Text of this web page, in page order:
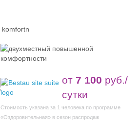
от 7 100 руб./
сутки
Стоимость указана за 1 человека по программе
«Оздоровительная» в сезон распродаж